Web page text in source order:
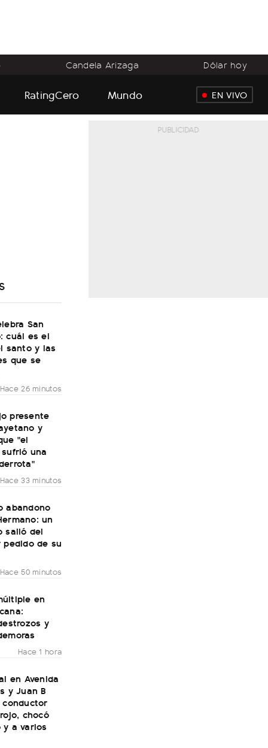
Candela Arizaga Dólar hoy
RatingCero Mundo EN VIVO
San
cuál es el
santo y las
que se
Hace 26 minutos
presente
y
"el
una
Hace 33 minutos
abandono
un
salió del
pedido de su
Hace 50 minutos
en
y
Hace 1 hora
en Avenida
y Juan B
chocó
a varios